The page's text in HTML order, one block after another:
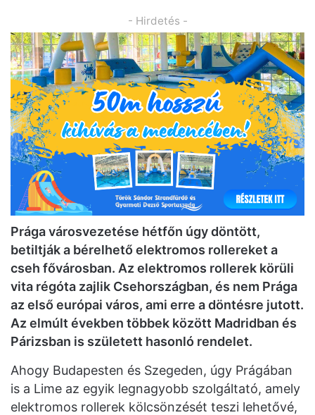
- Hirdetés -
Prága városvezetése hétfőn úgy döntött,
betiltják a bérelhető elektromos rollereket a
cseh fővárosban. Az elektromos rollerek körüli
vita régóta zajlik Csehországban, és nem Prága
az első európai város, ami erre a döntésre jutott.
Az elmúlt években többek között Madridban és
Párizsban is született hasonló rendelet.
Ahogy Budapesten és Szegeden, úgy Prágában
is a Lime az egyik legnagyobb szolgáltató, amely
elektromos rollerek kölcsönzését teszi lehetővé,